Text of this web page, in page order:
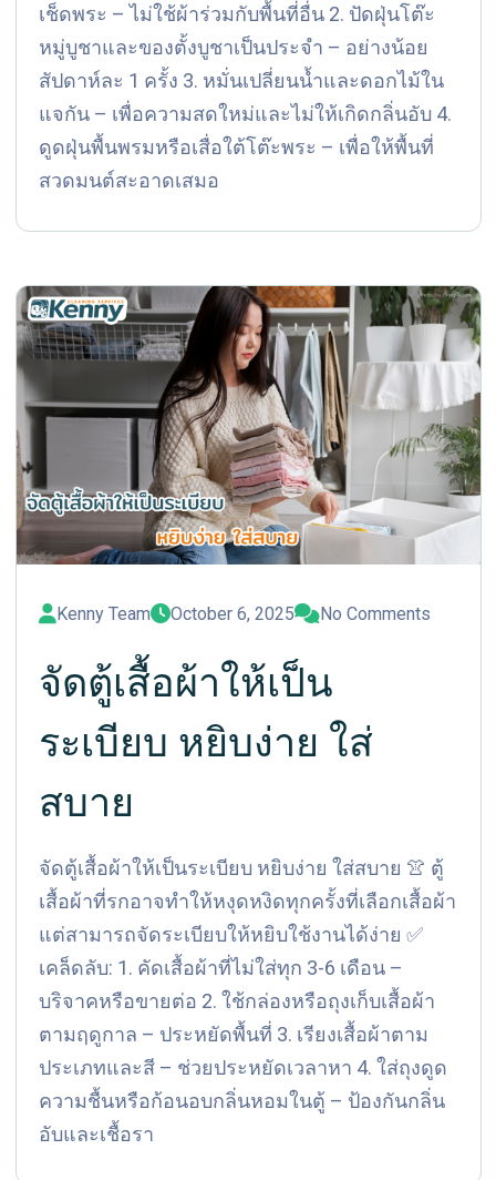
เช็ดพระ – ไม่ใช้ผ้าร่วมกับพื้นที่อื่น 2. ปัดฝุ่นโต๊ะ
หมู่บูชาและของตั้งบูชาเป็นประจำ – อย่างน้อย
สัปดาห์ละ 1 ครั้ง 3. หมั่นเปลี่ยนน้ำและดอกไม้ใน
แจกัน – เพื่อความสดใหม่และไม่ให้เกิดกลิ่นอับ 4.
ดูดฝุ่นพื้นพรมหรือเสื่อใต้โต๊ะพระ – เพื่อให้พื้นที่
สวดมนต์สะอาดเสมอ
Kenny Team October 6, 2025 No Comments
จัดตู้เสื้อผ้าให้เป็น
ระเบียบ หยิบง่าย ใส่
สบาย
จัดตู้เสื้อผ้าให้เป็นระเบียบ หยิบง่าย ใส่สบาย 👚 ตู้
เสื้อผ้าที่รกอาจทำให้หงุดหงิดทุกครั้งที่เลือกเสื้อผ้า
แต่สามารถจัดระเบียบให้หยิบใช้งานได้ง่าย ✅
เคล็ดลับ: 1. คัดเสื้อผ้าที่ไม่ใส่ทุก 3-6 เดือน –
บริจาคหรือขายต่อ 2. ใช้กล่องหรือถุงเก็บเสื้อผ้า
ตามฤดูกาล – ประหยัดพื้นที่ 3. เรียงเสื้อผ้าตาม
ประเภทและสี – ช่วยประหยัดเวลาหา 4. ใส่ถุงดูด
ความชื้นหรือก้อนอบกลิ่นหอมในตู้ – ป้องกันกลิ่น
อับและเชื้อรา